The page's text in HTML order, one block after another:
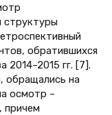
структуры
обратившихся
2014–2015 гг. [7].
обращались на
осмотр –
причем